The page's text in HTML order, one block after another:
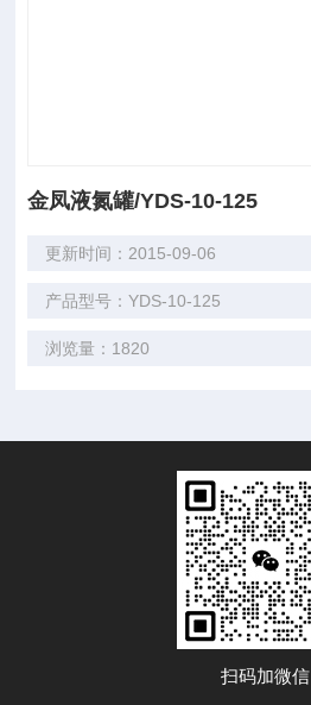
金凤液氮罐/YDS-10-125
更新时间：2015-09-06
产品型号：YDS-10-125
浏览量：1820
扫码加微信